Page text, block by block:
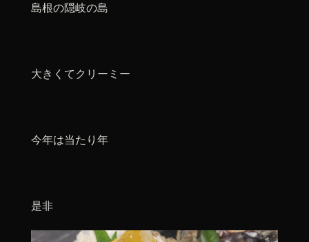
島根の隠岐の島
大きくてクリーミー
今年は当たり年
是非